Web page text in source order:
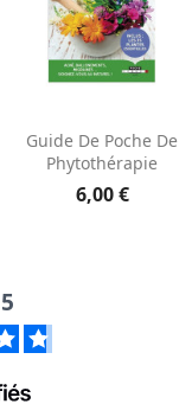
Aperçu rapide
Guide De Poche De
Phytothérapie
6,00 €
5